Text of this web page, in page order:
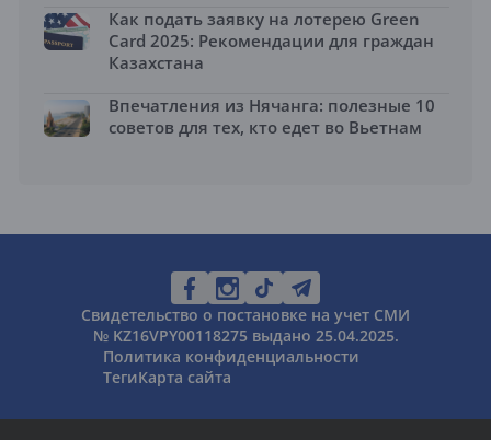
Как подать заявку на лотерею Green
Card 2025: Рекомендации для граждан
Казахстана
Впечатления из Нячанга: полезные 10
советов для тех, кто едет во Вьетнам
Свидетельство о постановке на учет СМИ
№ KZ16VPY00118275 выдано 25.04.2025.
Политика конфиденциальности
ТегиКарта сайта